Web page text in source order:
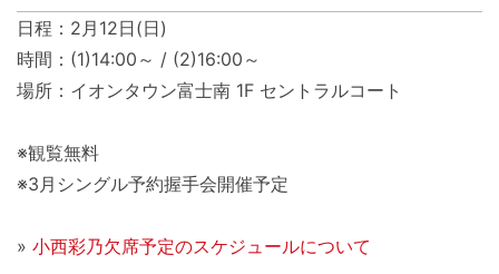
日程：2月12日(日)
時間：(1)14:00～ / (2)16:00～
場所：イオンタウン富士南 1F セントラルコート
※観覧無料
※3月シングル予約握手会開催予定
» 小西彩乃欠席予定のスケジュールについて